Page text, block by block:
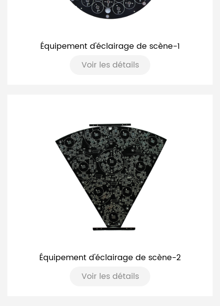
Équipement d'éclairage de scène-1
Voir les détails
Équipement d'éclairage de scène-2
Voir les détails